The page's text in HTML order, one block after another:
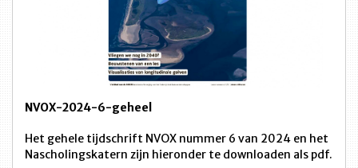
NVOX-2024-6-geheel
Het gehele tijdschrift NVOX nummer 6 van 2024 en het
Nascholingskatern zijn hieronder te downloaden als pdf.